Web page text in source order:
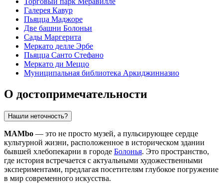
Галерея Кавур
Пьяцца Маджоре
Две башни Болоньи
Сады Маргерита
Меркато делле Эрбе
Пьяцца Санто Стефано
Меркато ди Меццо
Муниципальная библиотека Аркиджинназио
О достопримечательности
Нашли неточность?
MAMbo — это не просто музей, а пульсирующее сердце
культурной жизни, расположенное в историческом здании
бывшей хлебопекарни в городе Болонья. Это пространство,
где история встречается с актуальными художественными
экспериментами, предлагая посетителям глубокое погружение
в мир современного искусства.